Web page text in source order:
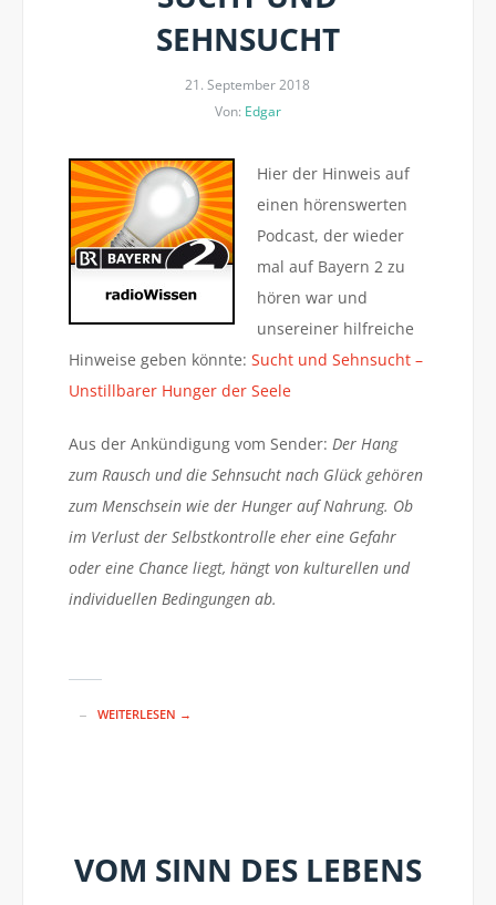
SEHNSUCHT
21. September 2018
Von: Edgar
Hier der Hinweis auf
einen hörenswerten
Podcast, der wieder
mal auf Bayern 2 zu
hören war und
unsereiner hilfreiche
Hinweise geben könnte: Sucht und Sehnsucht –
Unstillbarer Hunger der Seele
Aus der Ankündigung vom Sender: Der Hang
zum Rausch und die Sehnsucht nach Glück gehören
zum Menschsein wie der Hunger auf Nahrung. Ob
im Verlust der Selbstkontrolle eher eine Gefahr
oder eine Chance liegt, hängt von kulturellen und
individuellen Bedingungen ab.
WEITERLESEN →
VOM SINN DES LEBENS